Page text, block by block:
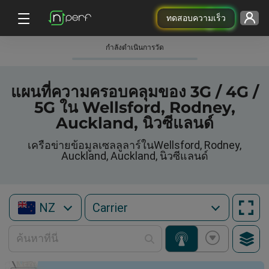
ทดสอบความเร็ว
กําลังดําเนินการวัด
แผนที่ความครอบคลุมของ 3G / 4G /
5G ใน Wellsford, Rodney,
Auckland, นิวซีแลนด์
เครือข่ายข้อมูลเซลลูลาร์ในWellsford, Rodney,
Auckland, Auckland, นิวซีแลนด์
NZ